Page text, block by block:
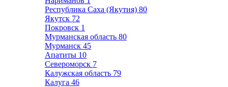
Республика Саха (Якутия) 80
Якутск 72
Покровск 1
Мурманская область 80
Мурманск 45
Апатиты 10
Североморск 7
Калужская область 79
Калуга 46